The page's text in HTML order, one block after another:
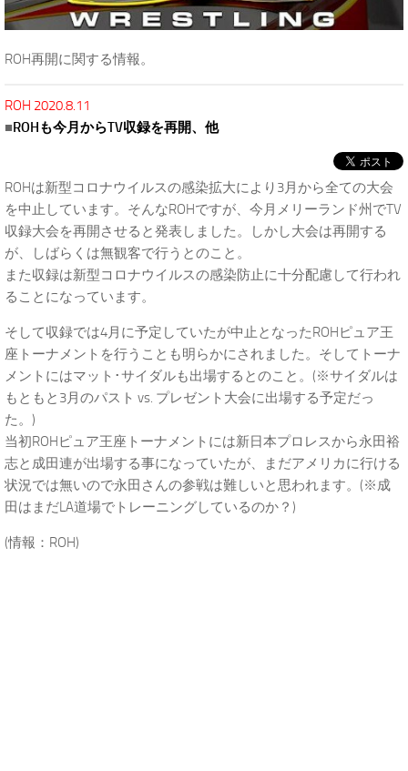
ROH再開に関する情報。
ROH 2020.8.11
■ROHも今月からTV収録を再開、他
ROHは新型コロナウイルスの感染拡大により3月から全ての大会
を中止しています。そんなROHですが、今月メリーランド州でTV
収録大会を再開させると発表しました。しかし大会は再開する
が、しばらくは無観客で行うとのこと。
また収録は新型コロナウイルスの感染防止に十分配慮して行われ
ることになっています。
そして収録では4月に予定していたが中止となったROHピュア王
座トーナメントを行うことも明らかにされました。そしてトーナ
メントにはマット･サイダルも出場するとのこと。(※サイダルは
もともと3月のパスト vs. プレゼント大会に出場する予定だっ
た。)
当初ROHピュア王座トーナメントには新日本プロレスから永田裕
志と成田連が出場する事になっていたが、まだアメリカに行ける
状況では無いので永田さんの参戦は難しいと思われます。(※成
田はまだLA道場でトレーニングしているのか？)
(情報：ROH)